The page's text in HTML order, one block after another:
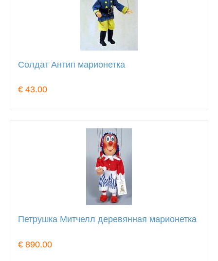
Солдат Антип марионетка
€ 43.00
Петрушка Митчелл деревянная марионетка
€ 890.00